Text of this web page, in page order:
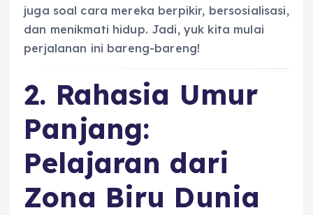
juga soal cara mereka berpikir, bersosialisasi,
dan menikmati hidup. Jadi, yuk kita mulai
perjalanan ini bareng-bareng!
2. Rahasia Umur
Panjang:
Pelajaran dari
Zona Biru Dunia